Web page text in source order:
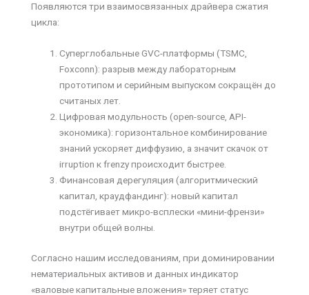
Появляются три взаимосвязанных драйвера сжатия
цикла:
Суперглобальные GVC-платформы (TSMC,
Foxconn): разрыв между лабораторным
прототипом и серийным выпуском сокращён до
считаных лет.
Цифровая модульность (open-source, API-
экономика): горизонтальное комбинирование
знаний ускоряет диффузию, а значит скачок от
irruption к frenzy происходит быстрее.
Финансовая дерегуляция (алгоритмический
капитал, краудфандинг): новый капитал
подстёгивает микро-всплески «мини-френзи»
внутри общей волны.
Согласно нашим исследованиям, при доминировании
нематериальных активов и данных индикатор
«валовые капитальные вложения» теряет статус